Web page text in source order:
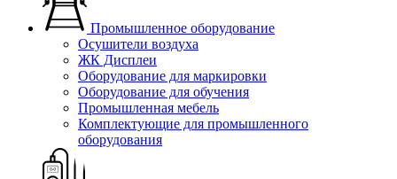
Промышленное оборудование
Осушители воздуха
ЖК Дисплеи
Оборудование для маркировки
Оборудование для обучения
Промышленная мебель
Комплектующие для промышленного
оборудования